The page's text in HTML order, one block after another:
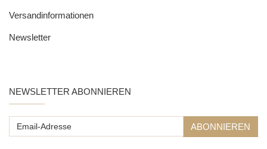
Versandinformationen
Newsletter
NEWSLETTER ABONNIEREN
Email-
ABONNIEREN